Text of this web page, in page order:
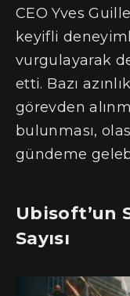
CEO Yves
keyifli
vurgulayarak
etti. Bazı
görevden
bulunması,
gündeme
Ubisoft’un
Sayısı